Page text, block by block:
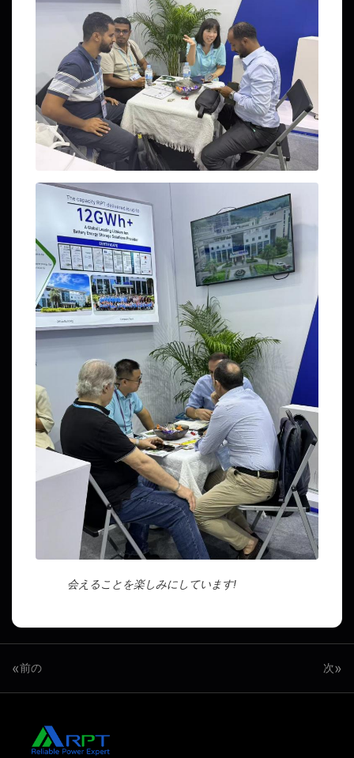
会えることを楽しみにしています!
«前の 次»